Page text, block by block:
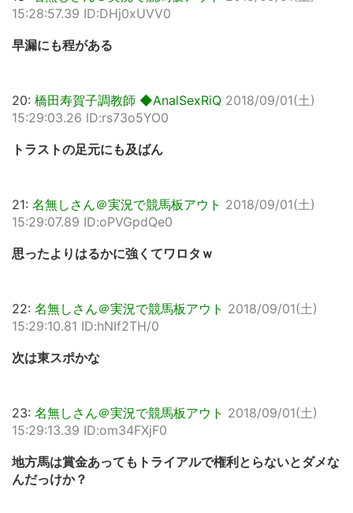
15:28:57.39 ID:DHj0xUVV0
早漏にも程がある
20: 橋田寿賀子調教師 ◆AnalSexRiQ 2018/09/01(土)
15:29:03.26 ID:rs73o5YO0
トラストの足元にも及ばん
21: 名無しさん＠実況で競馬板アウト 2018/09/01(土)
15:29:07.89 ID:oPVGpdQe0
思ったよりはるかに強くてワロタｗ
22: 名無しさん＠実況で競馬板アウト 2018/09/01(土)
15:29:10.81 ID:hNIf2TH/0
次は東スポかな
23: 名無しさん＠実況で競馬板アウト 2018/09/01(土)
15:29:13.39 ID:om34FXjF0
地方馬は賞金あってもトライアルで権利とらないとダメな
んだっけか？